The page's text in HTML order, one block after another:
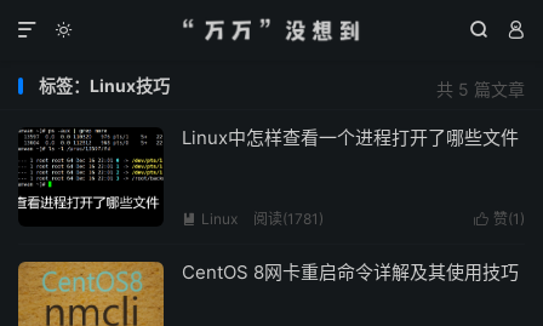
  

共 5 篇文章
标签：Linux技巧
Linux中怎样查看一个进程打开了哪些文件
 赞(1 )
 Linux 阅读(1781 )
CentOS 8网卡重启命令详解及其使用技巧